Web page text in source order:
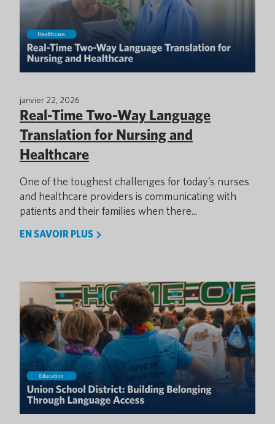
janvier 22, 2026
Real-Time Two-Way Language
Translation for Nursing and
Healthcare
One of the toughest challenges for today’s nurses
and healthcare providers is communicating with
patients and their families when there...
EN SAVOIR PLUS